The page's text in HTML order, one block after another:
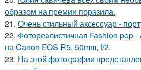
образом на премии поразила.
21. Очень стильный аксессуар -
22. Фотореалистичная Fashion pop -
на Canon EOS R5, 50mm, f/2.
23. На этой фотографии